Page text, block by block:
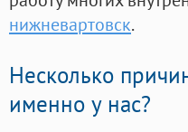
нижневартовск.
Несколько
именно у нас?